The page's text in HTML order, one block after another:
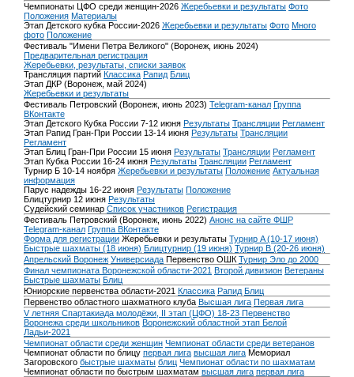
Чемпионаты ЦФО среди женщин-2026 Жеребьевки и результаты Фото
Положения Материалы
Этап Детского кубка России-2026 Жеребьевки и результаты Фото Много
фото Положение
Фестиваль "Имени Петра Великого" (Воронеж, июнь 2024)
Предварительная регистрация
Жеребьевки, результаты, списки заявок
Трансляция партий Классика Рапид Блиц
Этап ДКР (Воронеж, май 2024)
Жеребьевки и результаты
Фестиваль Петровский (Воронеж, июнь 2023) Telegram-канал Группа
ВКонтакте
Этап Детского Кубка России 7-12 июня Результаты Трансляции Регламент
Этап Рапид Гран-При России 13-14 июня Результаты Трансляции
Регламент
Этап Блиц Гран-При России 15 июня Результаты Трансляции Регламент
Этап Кубка России 16-24 июня Результаты Трансляции Регламент
Турнир Б 10-14 ноября Жеребьевки и результаты Положение Актуальная
информация
Парус надежды 16-22 июня Результаты Положение
Блицтурнир 12 июня Результаты
Судейский семинар Список участников Регистрация
Фестиваль Петровский (Воронеж, июнь 2022) Анонс на сайте ФШР
Telegram-канал Группа ВКонтакте
Форма для регистрации Жеребьевки и результаты Турнир A (10-17 июня)
Быстрые шахматы (18 июня) Блицтурнир (19 июня) Турнир B (20-26 июня)
Апрельский Воронеж Универсиада Первенство ОШК Турнир Эло до 2000
Финал чемпионата Воронежской области-2021 Второй дивизион Ветераны
Быстрые шахматы Блиц
Юниорские первенства области-2021 Классика Рапид Блиц
Первенство областного шахматного клуба Высшая лига Первая лига
V летняя Спартакиада молодёжи, II этап (ЦФО) 18-23 Первенство
Воронежа среди школьников Воронежский областной этап Белой
Ладьи-2021
Чемпионат области среди женщин Чемпионат области среди ветеранов
Чемпионат области по блицу первая лига высшая лига Мемориал
Загоровского быстрые шахматы блиц Чемпионат области по шахматам
Чемпионат области по быстрым шахматам высшая лига первая лига